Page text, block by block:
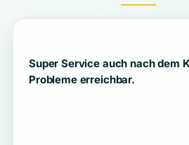
Super Service auch nach dem
Probleme erreichbar.